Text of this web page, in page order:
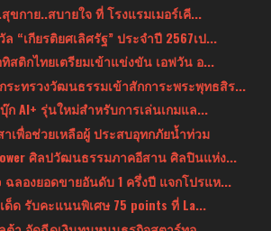
ขกาย..สบายใจ ที่ โรงแรมเมอร์เคี...
“เกียรติยศเลิศรัฐ” ประจำปี 2567เป...
สติกไทยเตรียมเข้าแข่งขัน เอฟวัน อ...
ระทรวงวัฒนธรรมเข้าสักการะพระพุทธสิร...
ก AI+ รุ่นใหม่สำหรับการเล่นเกมแล...
าเพื่อช่วยเหลือผู้ ประสบอุทกภัยน้ำท่วม
ศิลปวัฒนธรรมภาคอีสาน ศิลปินแห่ง...
ฉลองยอดขายอันดับ 1 ครึ่งปี แจกโปรแห...
ด รับคะแนนพิเศษ 75 points ที่ La...